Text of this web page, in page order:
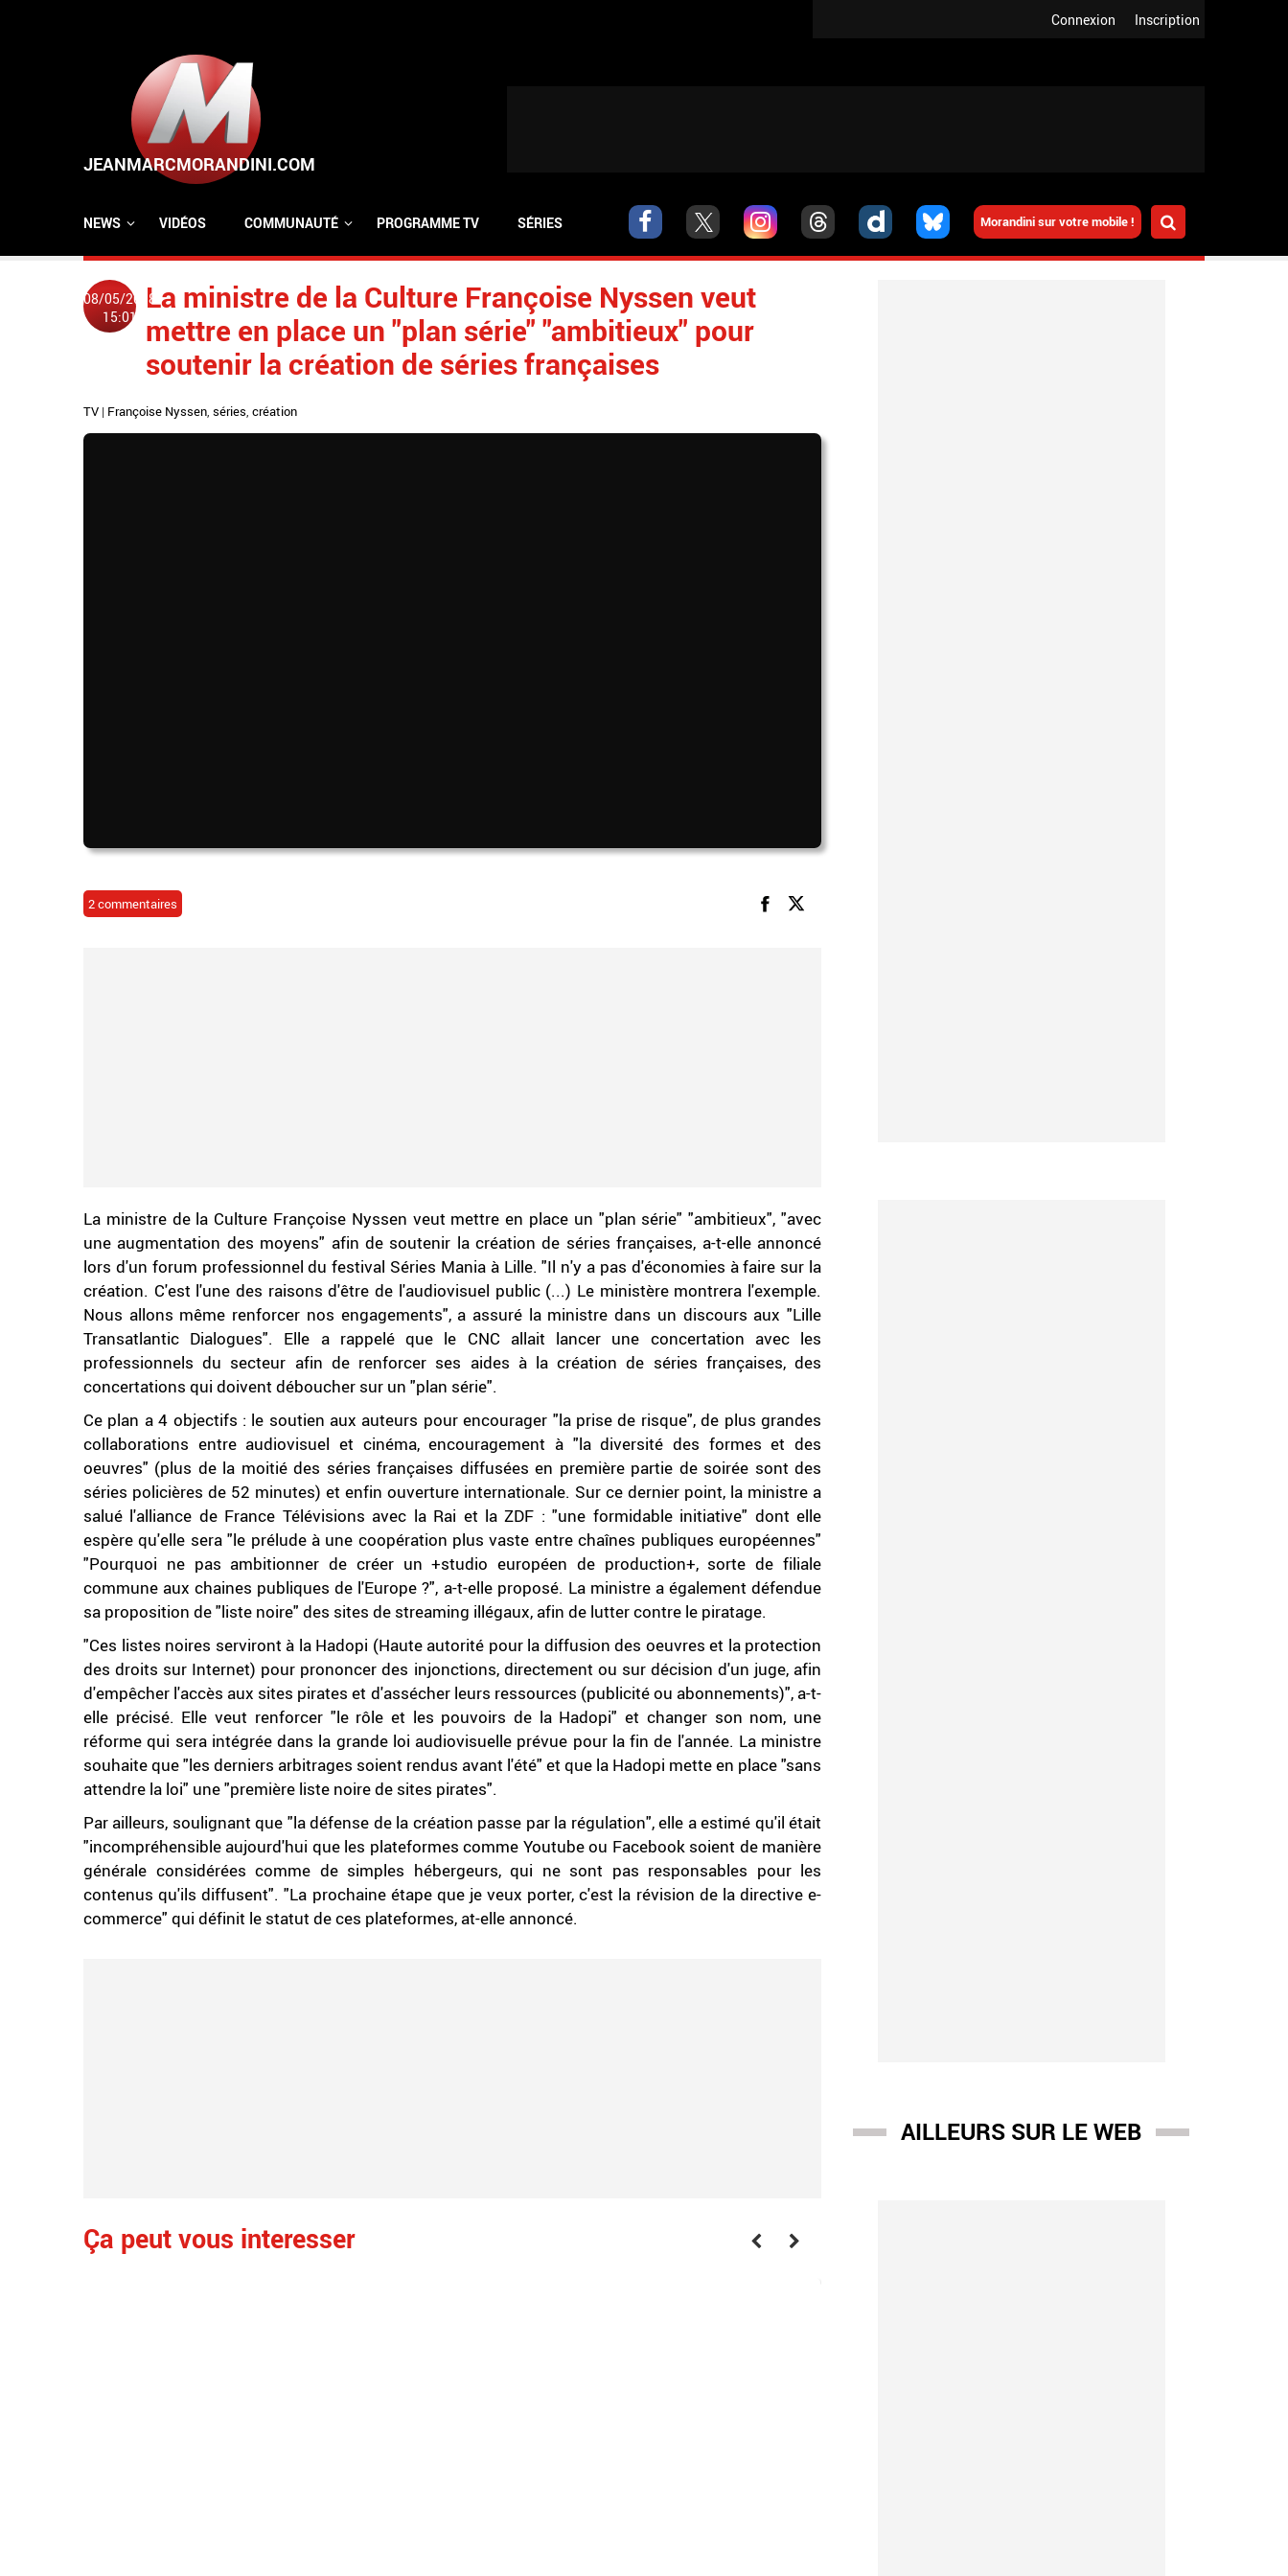
Inscription
Connexion
Morandini sur votre mobile !
NEWS VIDÉOS COMMUNAUTÉ PROGRAMME TV SÉRIES
08/05/2018
15:01
La ministre de la Culture Françoise Nyssen veut
mettre en place un "plan série" "ambitieux" pour
soutenir la création de séries françaises
TV | Françoise Nyssen, séries, création
2 commentaires
La ministre de la Culture Françoise Nyssen veut mettre en place un "plan série" "ambitieux", "avec
une augmentation des moyens" afin de soutenir la création de séries françaises, a-t-elle annoncé
lors d'un forum professionnel du festival Séries Mania à Lille. "Il n'y a pas d'économies à faire sur la
création. C'est l'une des raisons d'être de l'audiovisuel public (...) Le ministère montrera l'exemple.
Nous allons même renforcer nos engagements", a assuré la ministre dans un discours aux "Lille
Transatlantic Dialogues". Elle a rappelé que le CNC allait lancer une concertation avec les
professionnels du secteur afin de renforcer ses aides à la création de séries françaises, des
concertations qui doivent déboucher sur un "plan série".
Ce plan a 4 objectifs : le soutien aux auteurs pour encourager "la prise de risque", de plus grandes
collaborations entre audiovisuel et cinéma, encouragement à "la diversité des formes et des
oeuvres" (plus de la moitié des séries françaises diffusées en première partie de soirée sont des
séries policières de 52 minutes) et enfin ouverture internationale. Sur ce dernier point, la ministre a
salué l'alliance de France Télévisions avec la Rai et la ZDF : "une formidable initiative" dont elle
espère qu'elle sera "le prélude à une coopération plus vaste entre chaînes publiques européennes"
"Pourquoi ne pas ambitionner de créer un +studio européen de production+, sorte de filiale
commune aux chaines publiques de l'Europe ?", a-t-elle proposé. La ministre a également défendue
sa proposition de "liste noire" des sites de streaming illégaux, afin de lutter contre le piratage.
"Ces listes noires serviront à la Hadopi (Haute autorité pour la diffusion des oeuvres et la protection
des droits sur Internet) pour prononcer des injonctions, directement ou sur décision d'un juge, afin
d'empêcher l'accès aux sites pirates et d'assécher leurs ressources (publicité ou abonnements)", a-t-
elle précisé. Elle veut renforcer "le rôle et les pouvoirs de la Hadopi" et changer son nom, une
réforme qui sera intégrée dans la grande loi audiovisuelle prévue pour la fin de l'année. La ministre
souhaite que "les derniers arbitrages soient rendus avant l'été" et que la Hadopi mette en place "sans
attendre la loi" une "première liste noire de sites pirates".
Par ailleurs, soulignant que "la défense de la création passe par la régulation", elle a estimé qu'il était
"incompréhensible aujourd'hui que les plateformes comme Youtube ou Facebook soient de manière
générale considérées comme de simples hébergeurs, qui ne sont pas responsables pour les
contenus qu'ils diffusent". "La prochaine étape que je veux porter, c'est la révision de la directive e-
commerce" qui définit le statut de ces plateformes, at-elle annoncé.
Ça peut vous interesser
AILLEURS SUR LE WEB